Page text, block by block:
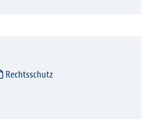
Rechtsschutz